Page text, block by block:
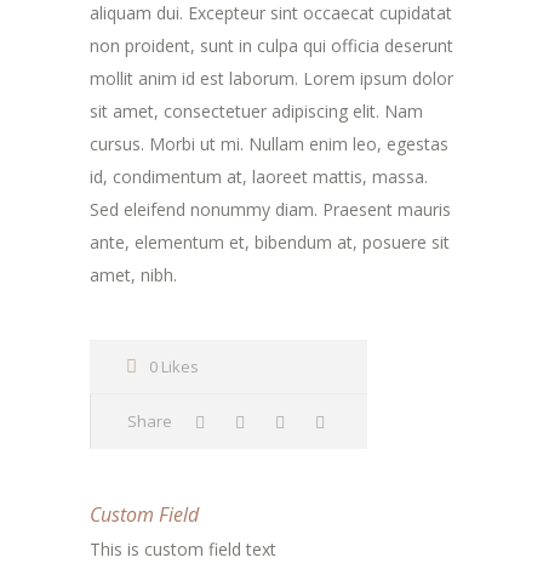
aliquam dui. Excepteur sint occaecat cupidatat
non proident, sunt in culpa qui officia deserunt
mollit anim id est laborum. Lorem ipsum dolor
sit amet, consectetuer adipiscing elit. Nam
cursus. Morbi ut mi. Nullam enim leo, egestas
id, condimentum at, laoreet mattis, massa.
Sed eleifend nonummy diam. Praesent mauris
ante, elementum et, bibendum at, posuere sit
amet, nibh.
0 Likes
Share
Custom Field
This is custom field text